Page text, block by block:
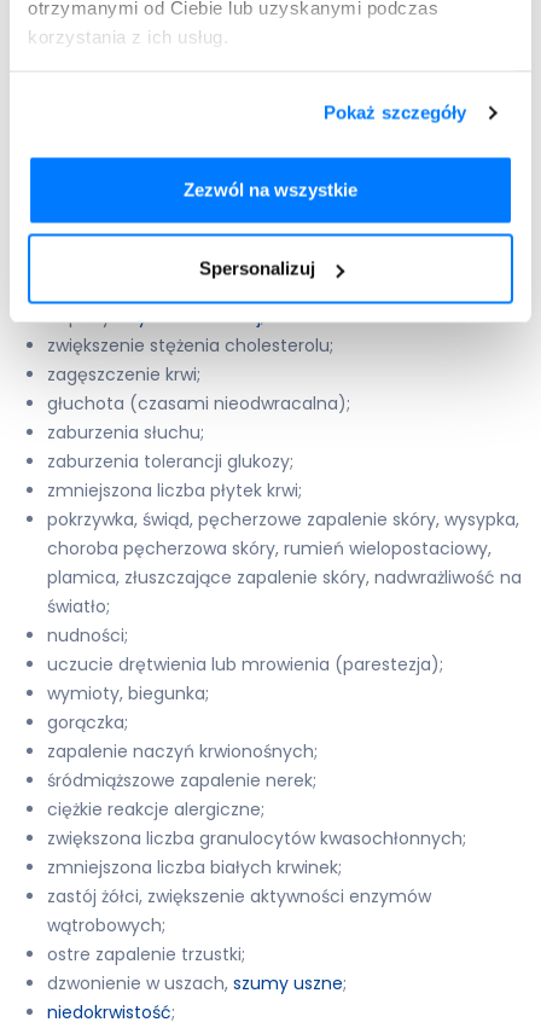
otrzymanymi od Ciebie lub uzyskanymi podczas
korzystania z ich usług.
Pokaż szczegóły
Zezwól na wszystkie
Spersonalizuj
zaburzenia wodno-elektrolitowe (np.: hipowolemia,
encefalopatia wątrobowa (u pacjentów z
hipokaliemia (zmniejszenie stężenia potasu we krwi);
hipochloremia (zmniejszenie stężenia chlorków we krwi);
zwiększona objętość moczu;
napadydny moczanowej;
zwiększenie stężenia cholesterolu;
zagęszczenie krwi;
głuchota (czasami nieodwracalna);
zaburzenia słuchu;
zaburzenia tolerancji glukozy;
zmniejszona liczba płytek krwi;
pokrzywka, świąd, pęcherzowe zapalenie skóry, wysypka,
choroba pęcherzowa skóry, rumień wielopostaciowy,
plamica, złuszczające zapalenie skóry, nadwrażliwość na
światło;
nudności;
uczucie drętwienia lub mrowienia (parestezja);
wymioty, biegunka;
gorączka;
zapalenie naczyń krwionośnych;
śródmiąższowe zapalenie nerek;
ciężkie reakcje alergiczne;
zwiększona liczba granulocytów kwasochłonnych;
zmniejszona liczba białych krwinek;
zastój żółci, zwiększenie aktywności enzymów
wątrobowych;
ostre zapalenie trzustki;
dzwonienie w uszach, szumy uszne;
niedokrwistość;